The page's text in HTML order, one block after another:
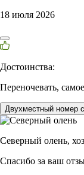
18 июля 2026
Достоинства:
Переночевать,
Двухместный номер
Северный олень,
Спасибо за ваш